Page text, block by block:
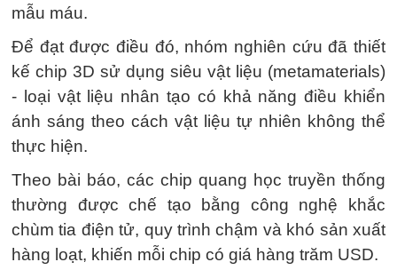
mẫu máu.
Để đạt được điều đó, nhóm nghiên cứu đã thiết
kế chip 3D sử dụng siêu vật liệu (metamaterials)
- loại vật liệu nhân tạo có khả năng điều khiển
ánh sáng theo cách vật liệu tự nhiên không thể
thực hiện.
Theo bài báo, các chip quang học truyền thống
thường được chế tạo bằng công nghệ khắc
chùm tia điện tử, quy trình chậm và khó sản xuất
hàng loạt, khiến mỗi chip có giá hàng trăm USD.